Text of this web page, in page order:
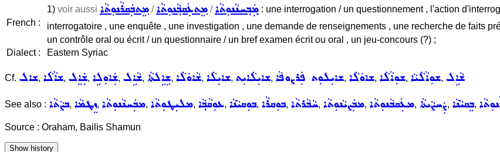
French :
1) voir aussi ܡܸܬܒܲܩܪܵܢܘܼܬܵܐ /ܡܸܬܥܲܩܒ݂ܵܢܘܼܬܵܐ /ܡܲܒ݂ܚܢܵܢܘܼܬܵܐ : une interrogation / un questionnement , l'action
interrogatoire , une enquête , une investigation , une demande de renseignements , une recherche de faits
un contrôle oral ou écrit / un questionnaire / un bref examen écrit ou oral , un jeu-concours (?) ;
Dialect :
Eastern Syriac
Cf. ܫܐܠ, ܫܐܵܠܵܐ, ܫܲܐܸܠ, ܫܲܐܘܼܠܹܐ, ܫܵܐܹܠ, ܫܹܐܹܠܬܵܐ, ܫܵܐܘܿܠܵܐ, ܫܐܝܼܠܵܐ, ܫܐܝܼܠܵܐܝܼܬ, ܫܐܝܼܠܘܼܬ ܦܲܪܨܘܦܵܐ, ܫܐܘܿܠܵܐ, ܫܘܼܐܵܠܵܐ, ܫܘܼܐܵܠܵܝܵܐ, ܫܵܐܹܠ
See also : ܒܨܵܬܵܐ, ܙܸܛܡܵܐ, ܡܒܲܚܢܵܢܘܼܬܵܐ, ܡܠܝܼܛܘܼܬܵܐ, ܥܘܼܩܵܒ݂ܵܐ, ܒܘܼܩܝܵܢܵܐ, ܒܘܼܩܪܵܐ, ܚܵܒܵܪܬܵܐ, ܡܒܲܨܝܵܢܘܼܬܵܐ, ܡܥܲܩܒܵܢܘܼܬܵܐ, ܨܲܚܨܵܝܬܵܐ, ܒܸܩܝܵܢܵܐ,
Source : Oraham, Bailis Shamun